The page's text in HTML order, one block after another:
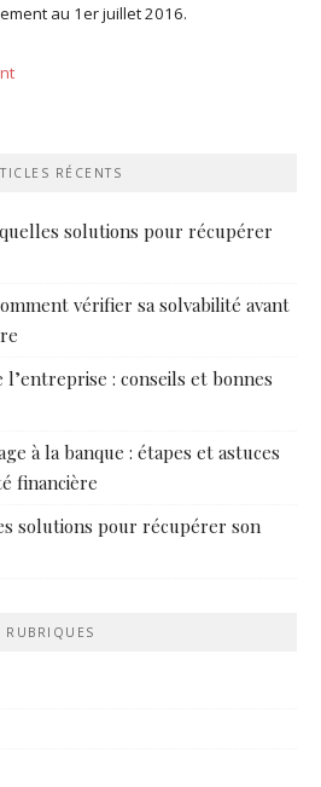
au 1erjuillet 2016.
RÉCENTS
solutions pour récupérer
vérifier sa solvabilité avant
: conseils et bonnes
à la banque : étapes et astuces
financière
solutions pour récupérer son
RUBRIQUES